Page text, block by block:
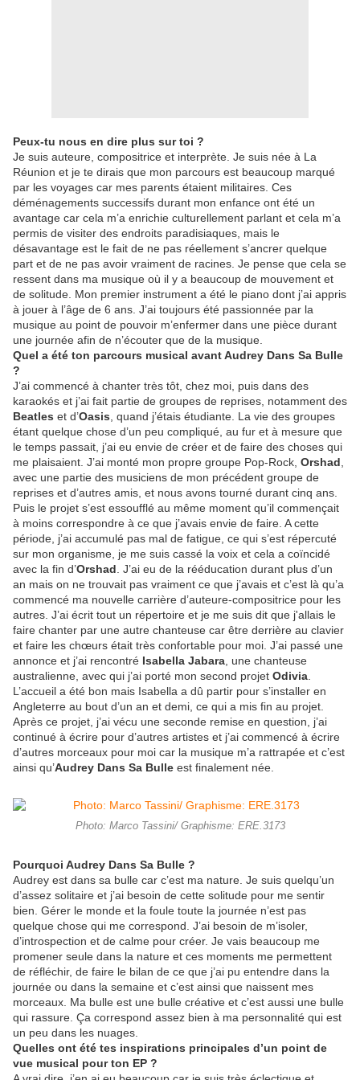
Peux-tu nous en dire plus sur toi ?
Je suis auteure, compositrice et interprète. Je suis née à La
Réunion et je te dirais que mon parcours est beaucoup marqué
par les voyages car mes parents étaient militaires. Ces
déménagements successifs durant mon enfance ont été un
avantage car cela m’a enrichie culturellement parlant et cela m’a
permis de visiter des endroits paradisiaques, mais le
désavantage est le fait de ne pas réellement s’ancrer quelque
part et de ne pas avoir vraiment de racines. Je pense que cela se
ressent dans ma musique où il y a beaucoup de mouvement et
de solitude. Mon premier instrument a été le piano dont j’ai appris
à jouer à l’âge de 6 ans. J’ai toujours été passionnée par la
musique au point de pouvoir m’enfermer dans une pièce durant
une journée afin de n’écouter que de la musique.
Quel a été ton parcours musical avant Audrey Dans Sa Bulle
?
J’ai commencé à chanter très tôt, chez moi, puis dans des
karaokés et j’ai fait partie de groupes de reprises, notamment des
Beatles et d’Oasis , quand j’étais étudiante. La vie des groupes
étant quelque chose d’un peu compliqué, au fur et à mesure que
le temps passait, j’ai eu envie de créer et de faire des choses qui
me plaisaient. J’ai monté mon propre groupe Pop-Rock, Orshad
avec une partie des musiciens de mon précédent groupe de
reprises et d’autres amis, et nous avons tourné durant cinq ans.
Puis le projet s’est essoufflé au même moment qu’il commençait
à moins correspondre à ce que j’avais envie de faire. A cette
période, j’ai accumulé pas mal de fatigue, ce qui s’est répercuté
sur mon organisme, je me suis cassé la voix et cela a coïncidé
avec la fin d’Orshad . J’ai eu de la rééducation durant plus d’un
an mais on ne trouvait pas vraiment ce que j’avais et c’est là qu’a
commencé ma nouvelle carrière d’auteure-compositrice pour les
autres. J’ai écrit tout un répertoire et je me suis dit que j'allais le
faire chanter par une autre chanteuse car être derrière au clavier
et faire les chœurs était très confortable pour moi. J’ai passé une
annonce et j’ai rencontré Isabella Jabara , une chanteuse
australienne, avec qui j’ai porté mon second projet Odivia
L’accueil a été bon mais Isabella a dû partir pour s’installer en
Angleterre au bout d’un an et demi, ce qui a mis fin au projet.
Après ce projet, j’ai vécu une seconde remise en question, j’ai
continué à écrire pour d’autres artistes et j’ai commencé à écrire
d’autres morceaux pour moi car la musique m’a rattrapée et c’est
ainsi qu’Audrey Dans Sa Bulle est finalement née.
Photo: Marco Tassini/ Graphisme: ERE.3173
Pourquoi Audrey Dans Sa Bulle ?
Audrey est dans sa bulle car c’est ma nature. Je suis quelqu’un
d’assez solitaire et j’ai besoin de cette solitude pour me sentir
bien. Gérer le monde et la foule toute la journée n’est pas
quelque chose qui me correspond. J’ai besoin de m’isoler,
d’introspection et de calme pour créer. Je vais beaucoup me
promener seule dans la nature et ces moments me permettent
de réfléchir, de faire le bilan de ce que j’ai pu entendre dans la
journée ou dans la semaine et c’est ainsi que naissent mes
morceaux. Ma bulle est une bulle créative et c’est aussi une bulle
qui rassure. Ça correspond assez bien à ma personnalité qui est
un peu dans les nuages.
Quelles ont été tes inspirations principales d’un point de
vue musical pour ton EP ?